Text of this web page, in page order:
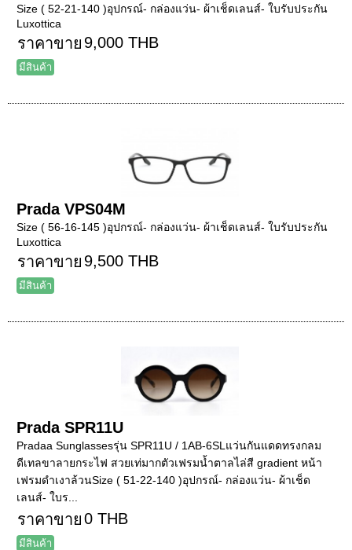
Size ( 52-21-140 )อุปกรณ์- กล่องแว่น- ผ้าเช็ดเลนส์- ใบรับประกัน
Luxottica
ราคาขาย 9,000 THB
มีสินค้า
Prada VPS04M
Size ( 56-16-145 )อุปกรณ์- กล่องแว่น- ผ้าเช็ดเลนส์- ใบรับประกัน
Luxottica
ราคาขาย 9,500 THB
มีสินค้า
Prada SPR11U
Pradaa Sunglassesรุ่น SPR11U / 1AB-6SLแว่นกันแดดทรงกลม
ดีเทลขาลายกระไฟ สวยเท่มากตัวเฟรมน้ำตาลไล่สี gradient หน้า
เฟรมดำเงาล้วนSize ( 51-22-140 )อุปกรณ์- กล่องแว่น- ผ้าเช็ด
เลนส์- ใบร...
ราคาขาย0 THB
มีสินค้า